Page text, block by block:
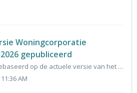
Woningcorporatie
gepubliceerd
De taxonomie is gebaseerd op de actuele versie van het gegevensmodel dPi2026 en vormt de basis voor het invoerportaal voor dPi2026. De reacties op de alfa...
AM